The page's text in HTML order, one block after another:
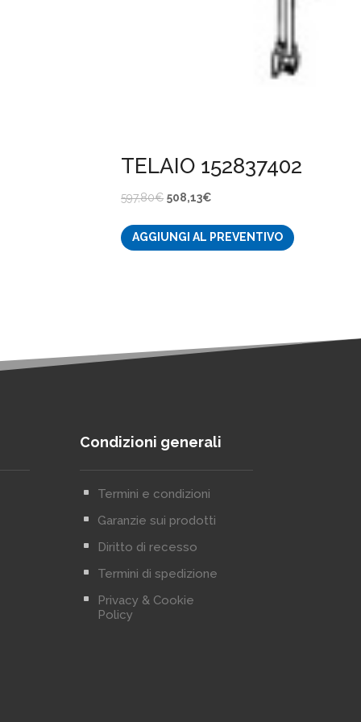
TELAIO 152837402
597,80€ Il
originale
508,13€
attuale
AGGIUNGI AL PREVENTIVO
Condizioni generali
^ Termini e condizioni
^ Garanzie sui prodotti
^ Diritto di recesso
^ Termini di spedizione
^
Privacy & Cookie
Policy